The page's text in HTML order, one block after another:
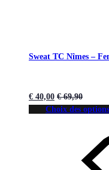
Sweat TC Nîmes –
€ 40,00 €69,90
Choix des options